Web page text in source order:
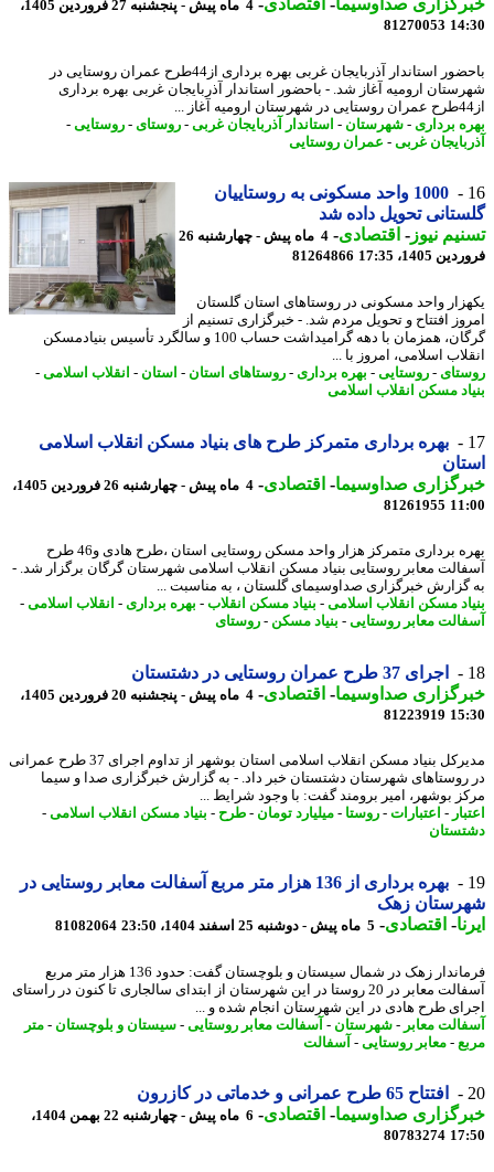
صداوسیما-اقتصادی-
4 ماه پیش - پنجشنبه 27 فروردین 1405،
81270053
باحضور استاندار آذربایجان غربی بهره برداری از44طرح عمران روستایی در
ارومیه آغاز شد. - باحضور استاندار آذربایجان غربی بهره برداری
برداری- شهرستان-استاندار آذربایجان غربی- روستای-روستایی-
غربی- عمران روستایی
1000 واحد مسکونی به روستاییان
تحویل داده شد
نیوز-اقتصادی-
4 ماه پیش - چهارشنبه 26
1405، 17:35
81264866
واحد مسکونی در روستاهای استان گلستان
افتتاح و تحویل مردم شد. - خبرگزاری تسنیم از
گرگان، همزمان با دهه گرامیداشت حساب 100 و سالگرد تأسیس بنیادمسکن
اسلامی، امروز با ...
-روستایی-بهره برداری- روستاهای استان-استان-انقلاب اسلامی-
مسکن انقلاب اسلامی
بهره برداری متمرکز طرح های بنیاد مسکن انقلاب اسلامی
صداوسیما-اقتصادی-
4 ماه پیش - چهارشنبه 26 فروردین 1405،
81261955
بهره برداری متمرکز هزار واحد مسکن روستایی استان ،طرح هادی و46 طرح
معابر روستایی بنیاد مسکن انقلاب اسلامی شهرستان گرگان برگزار شد. -
خبرگزاری صداوسیمای گلستان ، به مناسبت ...
مسکن انقلاب اسلامی-بنیاد مسکن انقلاب-بهره برداری- انقلاب اسلامی-
معابر روستایی-بنیاد مسکن-روستای
اجرای 37 طرح عمران روستایی در دشتستان
صداوسیما-اقتصادی-
4 ماه پیش - پنجشنبه 20 فروردین 1405،
81223919
مدیرکل بنیاد مسکن انقلاب اسلامی استان بوشهر از تداوم اجرای 37 طرح عمرانی
شهرستان دشتستان خبر داد. - به گزارش خبرگزاری صدا و سیما
بوشهر، امیر برومند گفت: با وجود شرایط ...
-اعتبارات- روستا-میلیارد تومان-طرح-بنیاد مسکن انقلاب اسلامی-
بهره برداری از 136 هزار متر مربع آسفالت معابر روستایی در
زهک
-اقتصادی-5 ماه پیش - دوشنبه 25 اسفند 1404، 23:50 81082064
فرماندار زهک در شمال سیستان و بلوچستان گفت: حدود 136 هزار متر مربع
آسفالت معابر در 20 روستا در این شهرستان از ابتدای سالجاری تا کنون در راستای
طرح هادی در این شهرستان انجام شده و ...
معابر-شهرستان-آسفالت معابر روستایی-سیستان و بلوچستان-متر
- معابر روستایی-آسفالت
افتتاح 65 طرح عمرانی و خدماتی در کازرون
صداوسیما-اقتصادی-
6 ماه پیش - چهارشنبه 22 بهمن 1404،
80783274